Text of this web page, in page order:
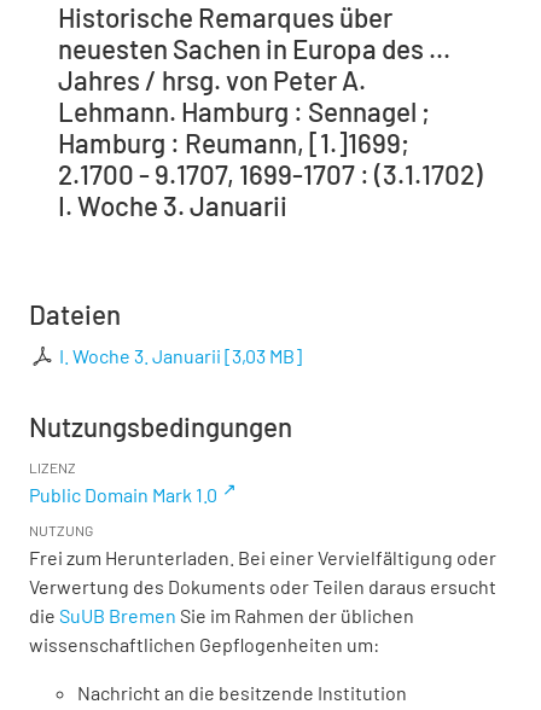
Historische Remarques über
neuesten Sachen in Europa des ...
Jahres / hrsg. von Peter A.
Lehmann. Hamburg : Sennagel ;
Hamburg : Reumann, [1.]1699;
2.1700 - 9.1707, 1699-1707 : (3.1.1702)
I. Woche 3. Januarii
Dateien
I. Woche 3. Januarii [3,03 MB]
Nutzungsbedingungen
LIZENZ
Public Domain Mark 1.0
NUTZUNG
Frei zum Herunterladen. Bei einer Vervielfältigung oder
Verwertung des Dokuments oder Teilen daraus ersucht
die SuUB Bremen Sie im Rahmen der üblichen
wissenschaftlichen Gepflogenheiten um:
Nachricht an die besitzende Institution